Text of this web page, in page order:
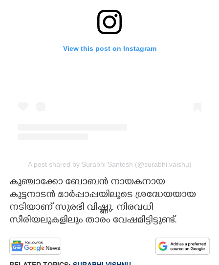
View this post on Instagram
A post shared by Surabhi Santosh (@surabhi.vaishu)
കുഞ്ചാക്കോ ബോബൻ നായകനായ
കുട്ടനാടൻ മാർപ്പാപ്പയിലൂടെ ശ്രദ്ധേയയായ
നടിയാണ് സുരഭി വിഷ്ണു. നിരവധി
സീരിയലുകളിലും താരം വേഷമിട്ടിട്ടുണ്ട്.